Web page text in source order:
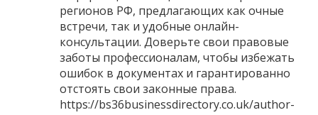
регионов РФ, предлагающих как очные
встречи, так и удобные онлайн-
консультации. Доверьте свои правовые
заботы профессионалам, чтобы избежать
ошибок в документах и гарантированно
отстоять свои законные права.
https://bs36businessdirectory.co.uk/author-